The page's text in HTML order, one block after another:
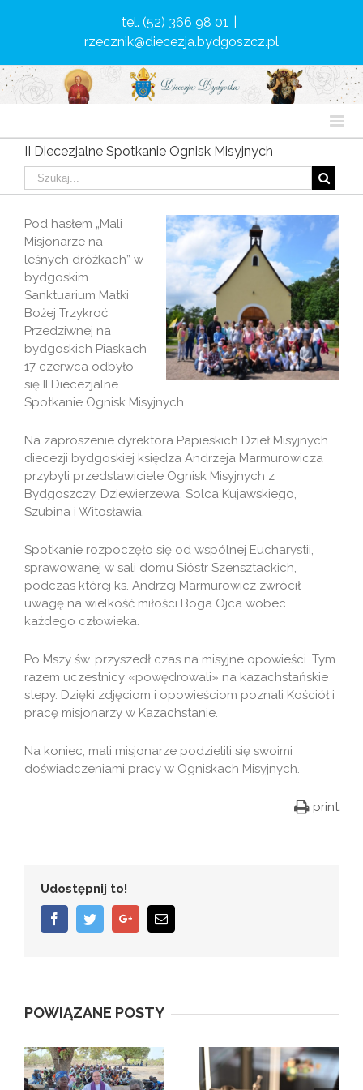
tel. (52) 366 98 01
rzecznik@diecezja.bydgoszcz.pl
II Diecezjalne Spotkanie Ognisk Misyjnych
Pod hasłem „Mali
Misjonarze na
leśnych dróżkach” w
bydgoskim
Sanktuarium Matki
Bożej Trzykroć
Przedziwnej na
bydgoskich Piaskach
17 czerwca odbyło
się II Diecezjalne
Spotkanie Ognisk Misyjnych.
Na zaproszenie dyrektora Papieskich Dzieł Misyjnych
diecezji bydgoskiej księdza Andrzeja Marmurowicza
przybyli przedstawiciele Ognisk Misyjnych z
Bydgoszczy, Dziewierzewa, Solca Kujawskiego,
Szubina i Witosławia.
Spotkanie rozpoczęło się od wspólnej Eucharystii,
sprawowanej w sali domu Sióstr Szensztackich,
podczas której ks. Andrzej Marmurowicz zwrócił
uwagę na wielkość miłości Boga Ojca wobec
każdego człowieka.
Po Mszy św. przyszedł czas na misyjne opowieści. Tym
razem uczestnicy «powędrowali» na kazachstańskie
stepy. Dzięki zdjęciom i opowieściom poznali Kościół i
pracę misjonarzy w Kazachstanie.
Na koniec, mali misjonarze podzielili się swoimi
doświadczeniami pracy w Ogniskach Misyjnych.
print
Udostępnij to!
FacebookTwitterGoogle+Email
POWIĄZANE POSTY